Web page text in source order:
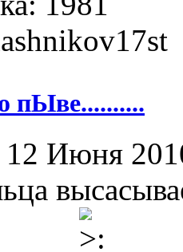
пЫве..........
12 Июня